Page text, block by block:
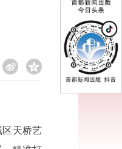
区天桥艺